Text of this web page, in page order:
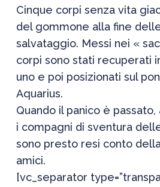
Cinque corpi senza vita
del gommone alla fine
salvataggio. Messi nei «
corpi sono stati recuperati
uno e poi posizionati sul
Aquarius.
Quando il panico è
i compagni di sventura
sono presto resi conto
amici.
[vc_separator